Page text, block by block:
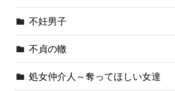
不妊男子
不貞の轍
処女仲介人～奪ってほしい女達